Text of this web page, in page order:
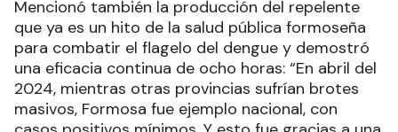
Mencionó también la producción del repelente
que ya es un hito de la salud pública formoseña
para combatir el flagelo del dengue y demostró
una eficacia continua de ocho horas: “En abril del
2024, mientras otras provincias sufrían brotes
masivos, Formosa fue ejemplo nacional, con